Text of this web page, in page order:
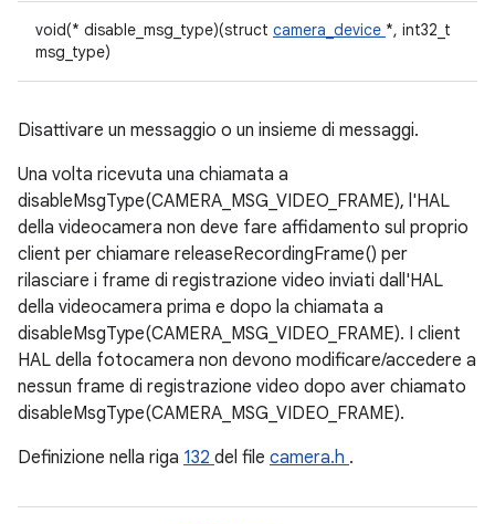
void(* disable_msg_type)(struct camera_device *, int32_t
msg_type)
Disattivare un messaggio o un insieme di messaggi.
Una volta ricevuta una chiamata a
disableMsgType(CAMERA_MSG_VIDEO_FRAME), l'HAL
della videocamera non deve fare affidamento sul proprio
client per chiamare releaseRecordingFrame() per
rilasciare i frame di registrazione video inviati dall'HAL
della videocamera prima e dopo la chiamata a
disableMsgType(CAMERA_MSG_VIDEO_FRAME). I client
HAL della fotocamera non devono modificare/accedere a
nessun frame di registrazione video dopo aver chiamato
disableMsgType(CAMERA_MSG_VIDEO_FRAME).
Definizione nella riga 132 del file camera.h .